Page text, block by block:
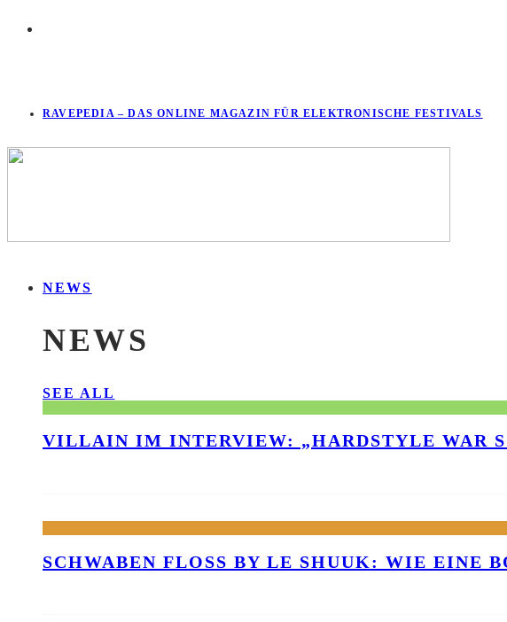
RAVEPEDIA – DAS ONLINE MAGAZIN FÜR ELEKTRONISCHE FESTIVALS
NEWS
NEWS
SEE ALL
VILLAIN IM INTERVIEW: „HARDSTYLE WAR
SCHWABEN FLOSS BY LE SHUUK: WIE EINE